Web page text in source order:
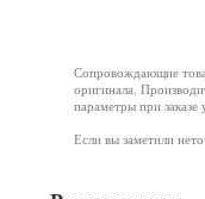
Сопровождающие
оригинала.
параметры при заказе
Если вы заметили